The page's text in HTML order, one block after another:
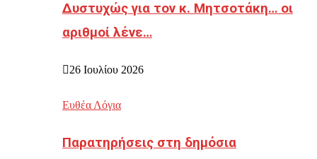
Δυστυχώς για τον κ. Μητσοτάκη… οι
αριθμοί λένε…
26 Ιουλίου 2026
Ευθέα Λόγια
Παρατηρήσεις στη δημόσια